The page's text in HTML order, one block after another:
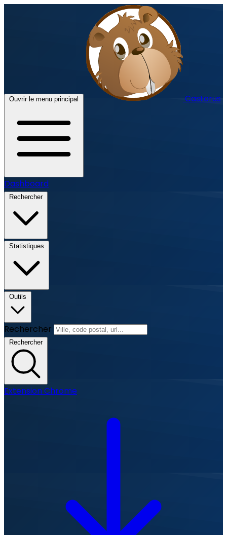
Ouvrir le menu principal Castorus
Dashboard
Rechercher
Statistiques
Outils
Rechercher
Rechercher
Extension Chrome